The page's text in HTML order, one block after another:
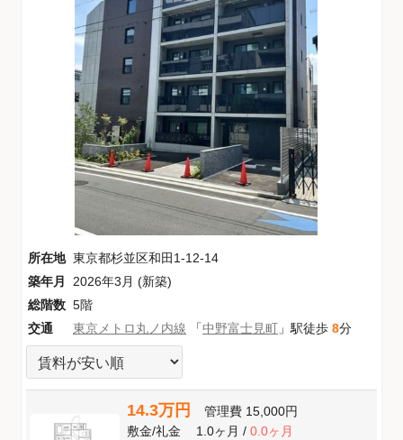
所在地 東京都杉並区和田1-12-14
築年月
2026年3月 (新築)
総階数 5階
交通
東京メトロ丸ノ内線 「中野富士見町 」駅徒歩 8分
14.3万円 管理費 15,000円
敷金/礼金 1.0ヶ月/ 0.0ヶ月